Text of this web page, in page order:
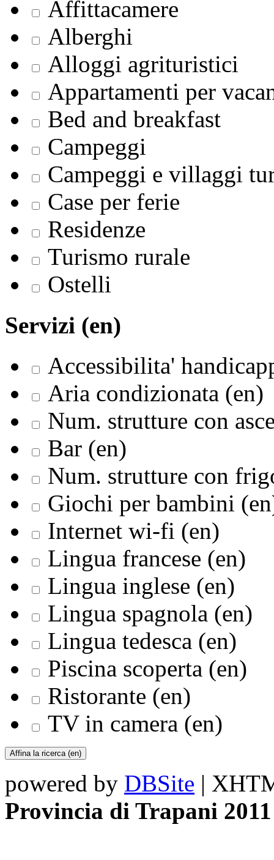
Affittacamere
Alberghi
Alloggi agrituristici
Appartamenti per
Bed and breakfast
Campeggi
Campeggi e villaggi
Case per ferie
Residenze
Turismo rurale
Ostelli
Servizi (en)
Accessibilita'
Aria condizionata (en)
Num. strutture con
Bar (en)
Num. strutture con
Giochi per bambini
Internet wi-fi (en)
Lingua francese (en)
Lingua inglese (en)
Lingua spagnola (en)
Lingua tedesca (en)
Piscina scoperta (en)
Ristorante (en)
TV in camera (en)
powered by DBSite |
Provincia di Trapani 2011